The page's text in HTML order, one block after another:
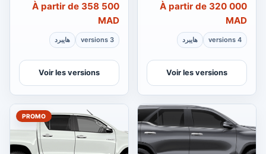
À partir de 320 000
MAD
4 versions هايبرد
Voir les versions
À partir de 358 500
MAD
3 versions هايبرد
Voir les versions
PROMO